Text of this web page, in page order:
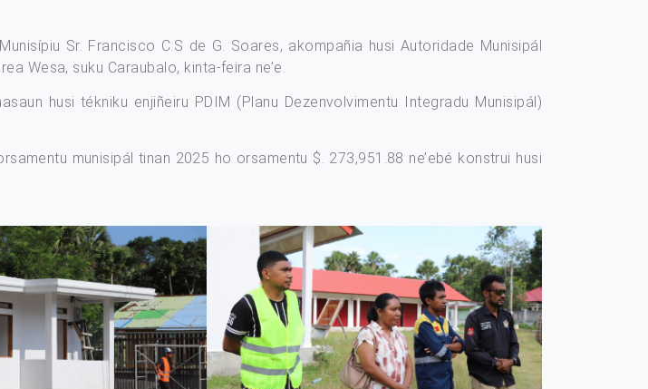
Sr. Francisco C.S de G. Soares, akompañia husi Autoridade Munisipál
Wesa, suku Caraubalo, kinta-feira ne’e.
husi tékniku enjiñeiru PDIM (Planu Dezenvolvimentu Integradu Munisipál)
munisipál tinan 2025 ho orsamentu $. 273,951.88 ne’ebé konstrui husi